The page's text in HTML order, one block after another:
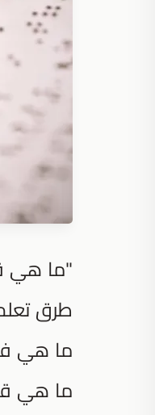
"ما هي
طرق
ما هي
ما هي